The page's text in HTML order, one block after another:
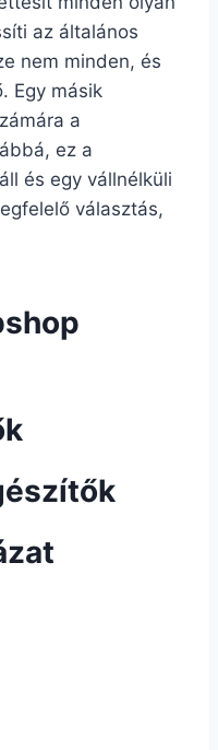
az általános
nem minden, és
Egy másik
a
ez a
és egy vállnélküli
választás,